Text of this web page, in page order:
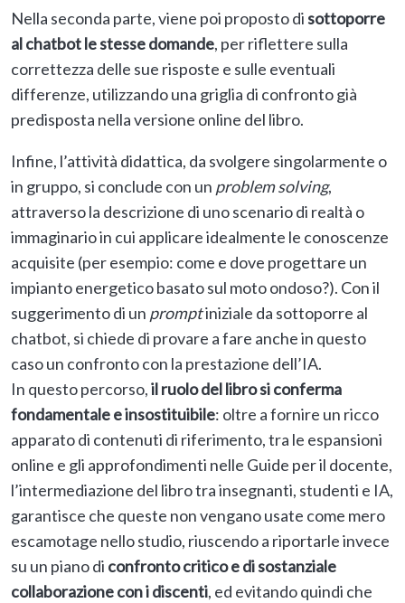
Nella seconda parte, viene poi proposto disottoporre
al chatbot le stesse domande, per riflettere sulla
correttezza delle sue risposte e sulle eventuali
differenze, utilizzando una griglia di confronto già
predisposta nella versione online del libro.
Infine, l’attività didattica, da svolgere singolarmente o
in gruppo, si conclude con un problem solving,
attraverso la descrizione di uno scenario di realtà o
immaginario in cui applicare idealmente le conoscenze
acquisite (per esempio: come e dove progettare un
impianto energetico basato sul moto ondoso?). Con il
suggerimento di un promptiniziale da sottoporre al
chatbot, si chiede di provare a fare anche in questo
caso un confronto con la prestazione dell’IA.
In questo percorso,il ruolo del libro si conferma
fondamentale e insostituibile: oltre a fornire un ricco
apparato di contenuti di riferimento, tra le espansioni
online e gli approfondimenti nelle Guide per il docente,
l’intermediazione del libro tra insegnanti, studenti e IA,
garantisce che queste non vengano usate come mero
escamotage nello studio, riuscendo a riportarle invece
su un piano di confronto critico e di sostanziale
collaborazione con i discenti, ed evitando quindi che